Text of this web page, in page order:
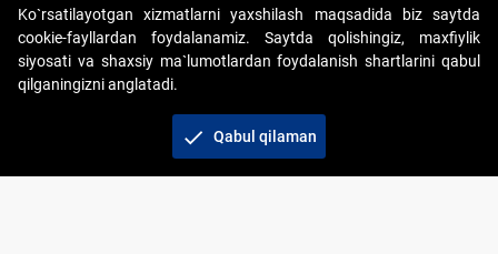
Copyright © 2017-2026. "Elektron onlayn-auksionlarni
tashkil etish" AJ. Barcha huquqlar himoyalangan
Ko`rsatilayotgan xizmatlarni yaxshilash maqsadida biz saytda
cookie-fayllardan foydalanamiz. Saytda qolishingiz, maxfiylik
siyosati va shaxsiy ma`lumotlardan foydalanish shartlarini qabul
qilganingizni anglatadi.
check Qabul qilaman